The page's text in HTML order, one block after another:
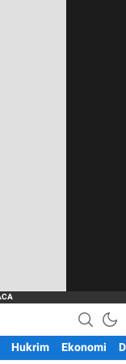
Hukrim Ekonomi